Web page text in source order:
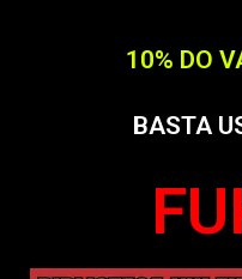
10% DO
BASTA